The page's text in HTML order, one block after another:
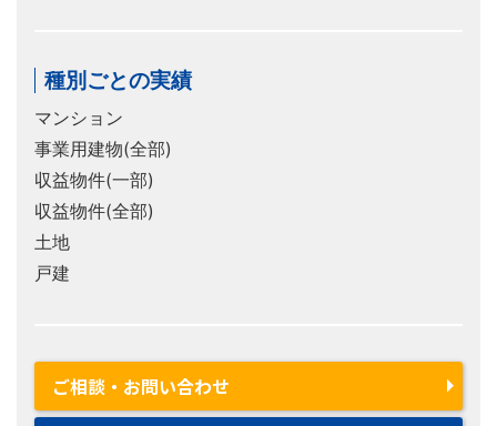
種別ごとの実績
マンション
事業用建物(全部)
収益物件(一部)
収益物件(全部)
土地
戸建
ご相談・お問い合わせ